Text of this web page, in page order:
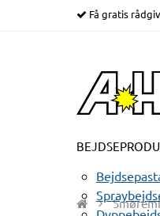
Få gratis